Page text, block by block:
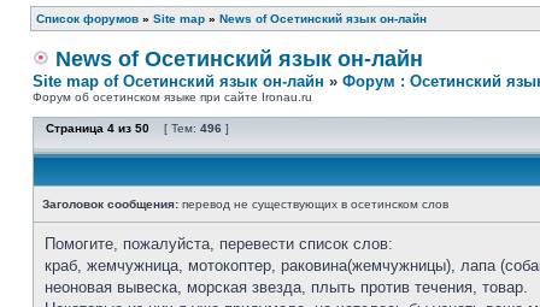
Список форумов » Site map » News of Осетинский язык он-лайн
News of Осетинский язык он-лайн
Site map of Осетинский язык он-лайн » Форум : Осетинский
Форум об осетинском языке при сайте Ironau.ru
Страница 4 из 50 [ Тем: 496 ]
Заголовок сообщения: перевод не существующих в осетинском слов
Помогите, пожалуйста, перевести список слов:
краб, жемчужница, мотокоптер, раковина(жемчужницы), лапа
неоновая вывеска, морская звезда, плыть против течения, товар.